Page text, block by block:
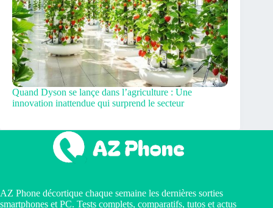
Quand Dyson se lançe dans l’agriculture : Une
innovation inattendue qui surprend le secteur
AZ Phone décortique chaque semaine les dernières sorties
smartphones et PC. Tests complets, comparatifs, tutos et actus